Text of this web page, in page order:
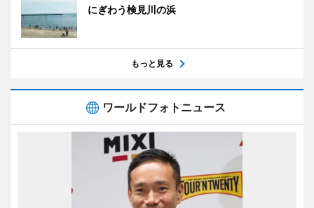
にぎわう検見川の浜
もっと見る
ワールドフォトニュース